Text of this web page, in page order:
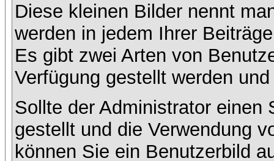
Diese kleinen Bilder nennt
werden in jedem Ihrer
Es gibt zwei Arten von
Verfügung gestellt werden
Sollte der Administrator einen
gestellt und die Verwendung
können Sie ein Benutzerbild